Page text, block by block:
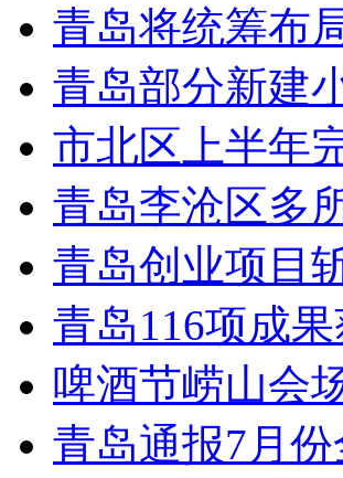
青岛将统筹布
青岛部分新建
市北区上半年
青岛李沧区多
青岛创业项目
青岛116项成
啤酒节崂山会
青岛通报7月